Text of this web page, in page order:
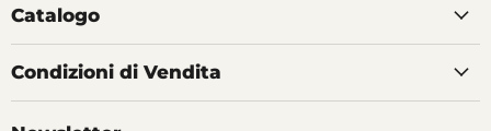
Catalogo
Condizioni di Vendita